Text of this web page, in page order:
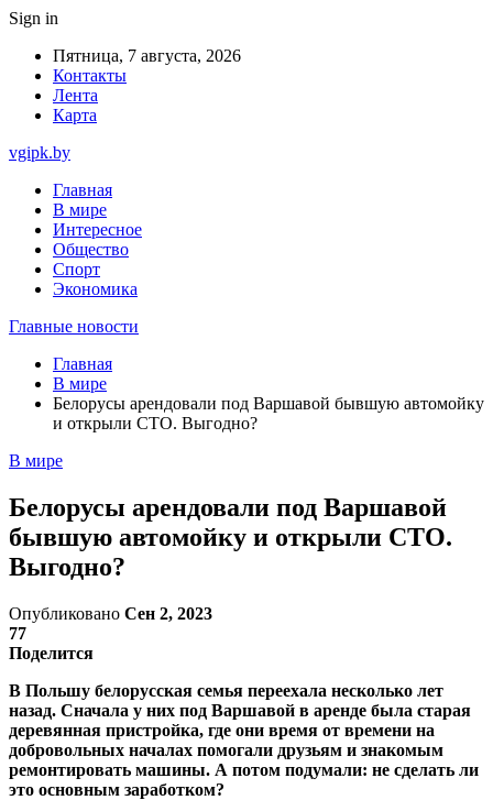
Sign in
Пятница, 7 августа, 2026
Контакты
Лента
Карта
vgipk.by
Главная
В мире
Интересное
Общество
Спорт
Экономика
Главные новости
Главная
В мире
Белорусы арендовали под Варшавой бывшую автомойку
и открыли СТО. Выгодно?
В мире
Белорусы арендовали под Варшавой
бывшую автомойку и открыли СТО.
Выгодно?
Опубликовано Сен 2, 2023
77
Поделится
В Польшу белорусская семья переехала несколько лет
назад. Сначала у них под Варшавой в аренде была старая
деревянная пристройка, где они время от времени на
добровольных началах помогали друзьям и знакомым
ремонтировать машины. А потом подумали: не сделать ли
это основным заработком?